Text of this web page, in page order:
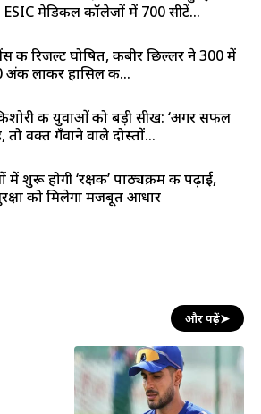
ESIC मेडिकल कॉलेजों में 700 सीटें...
की रिजल्ट घोषित, कबीर छिल्लर ने 300 में
अंक लाकर हासिल की...
की युवाओं को बड़ी सीख: ‘अगर सफल
तो वक्त गँवाने वाले दोस्तों...
में शुरू होगी ‘रक्षक’ पाठ्यक्रम की पढ़ाई,
को मिलेगा मजबूत आधार
और पढ़ें➤